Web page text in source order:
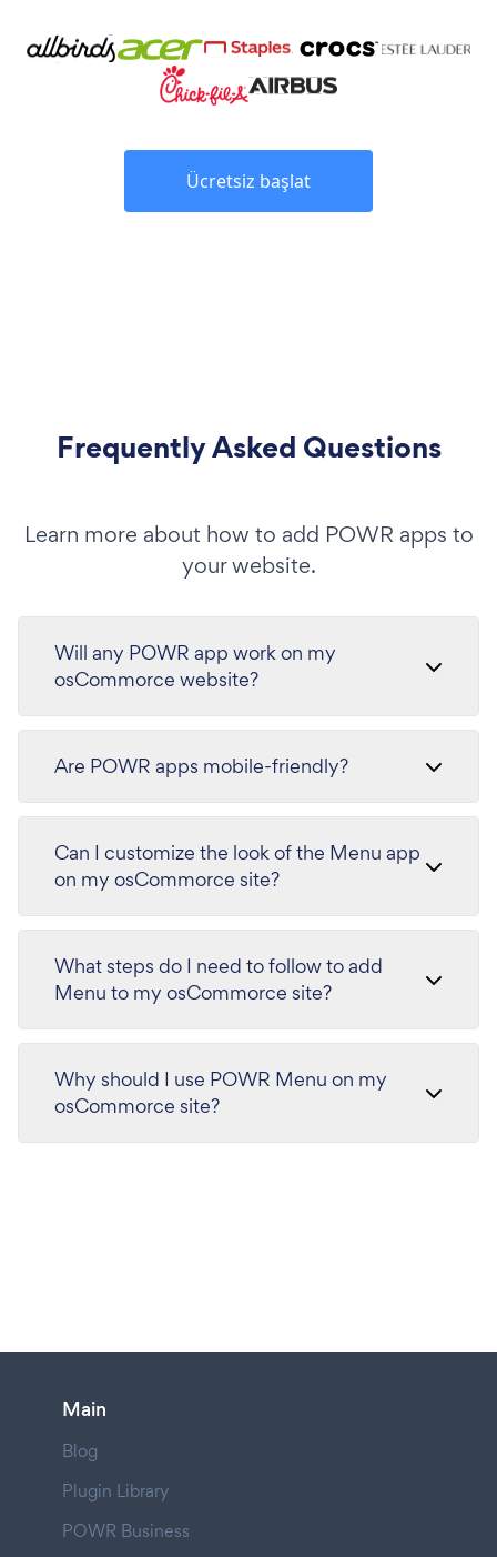
Ücretsiz başlat
Frequently Asked Questions
Learn more about how to add POWR apps to
your website.
Will any POWR app work on my
osCommorce website?
Are POWR apps mobile-friendly?
Can I customize the look of the Menu app
on my osCommorce site?
What steps do I need to follow to add
Menu to my osCommorce site?
Why should I use POWR Menu on my
osCommorce site?
Main
Blog
Plugin Library
POWR Business